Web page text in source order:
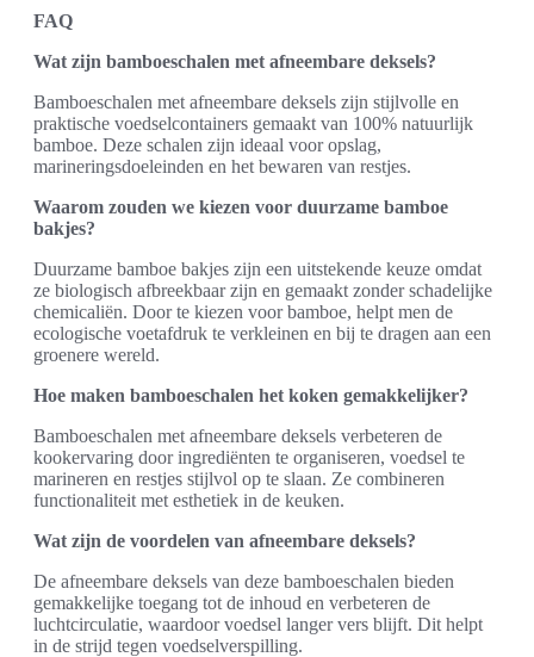
FAQ
Wat zijn bamboeschalen met afneembare deksels?
Bamboeschalen met afneembare deksels zijn stijlvolle en
praktische voedselcontainers gemaakt van 100% natuurlijk
bamboe. Deze schalen zijn ideaal voor opslag,
marineringsdoeleinden en het bewaren van restjes.
Waarom zouden we kiezen voor duurzame bamboe
bakjes?
Duurzame bamboe bakjes zijn een uitstekende keuze omdat
ze biologisch afbreekbaar zijn en gemaakt zonder schadelijke
chemicaliën. Door te kiezen voor bamboe, helpt men de
ecologische voetafdruk te verkleinen en bij te dragen aan een
groenere wereld.
Hoe maken bamboeschalen het koken gemakkelijker?
Bamboeschalen met afneembare deksels verbeteren de
kookervaring door ingrediënten te organiseren, voedsel te
marineren en restjes stijlvol op te slaan. Ze combineren
functionaliteit met esthetiek in de keuken.
Wat zijn de voordelen van afneembare deksels?
De afneembare deksels van deze bamboeschalen bieden
gemakkelijke toegang tot de inhoud en verbeteren de
luchtcirculatie, waardoor voedsel langer vers blijft. Dit helpt
in de strijd tegen voedselverspilling.